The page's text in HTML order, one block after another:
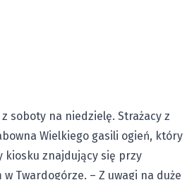
soboty na niedzielę. Strażacy z
Wielkiego gasili ogień, który
kiosku znajdujący się przy
Twardogórze. – Z uwagi na duże